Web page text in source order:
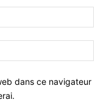
dans ce navigateur